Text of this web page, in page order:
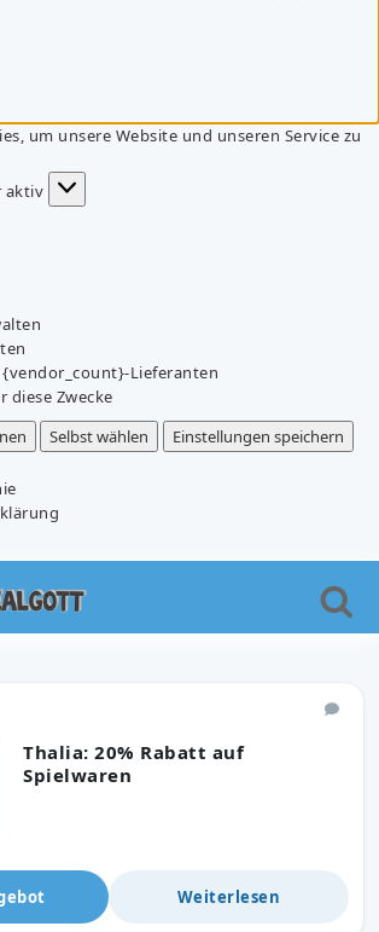
um unsere Website und unseren Service zu
aktiv
Lieferanten
diese Zwecke
Selbst wählen
Einstellungen speichern
Thalia: 20% Rabatt auf
Spielwaren
Weiterlesen